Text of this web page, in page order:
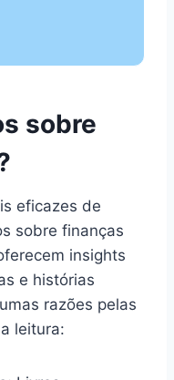
sobre
eficazes de
sobre finanças
insights
e histórias
razões pelas
leitura: